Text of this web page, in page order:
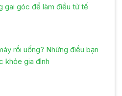
gai góc để làm điều tử tế
rồi uống? Những điều bạn
khỏe gia đình